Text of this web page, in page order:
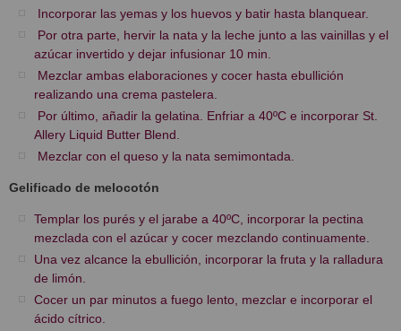
Incorporar las yemas y los huevos y batir hasta blanquear.
Por otra parte, hervir la nata y la leche junto a las vainillas y el
azúcar invertido y dejar infusionar 10 min.
Mezclar ambas elaboraciones y cocer hasta ebullición
realizando una crema pastelera.
Por último, añadir la gelatina. Enfriar a 40ºC e incorporar St.
Allery Liquid Butter Blend.
Mezclar con el queso y la nata semimontada.
Gelificado de melocotón
Templar los purés y el jarabe a 40ºC, incorporar la pectina
mezclada con el azúcar y cocer mezclando continuamente.
Una vez alcance la ebullición, incorporar la fruta y la ralladura
de limón.
Cocer un par minutos a fuego lento, mezclar e incorporar el
ácido cítrico.